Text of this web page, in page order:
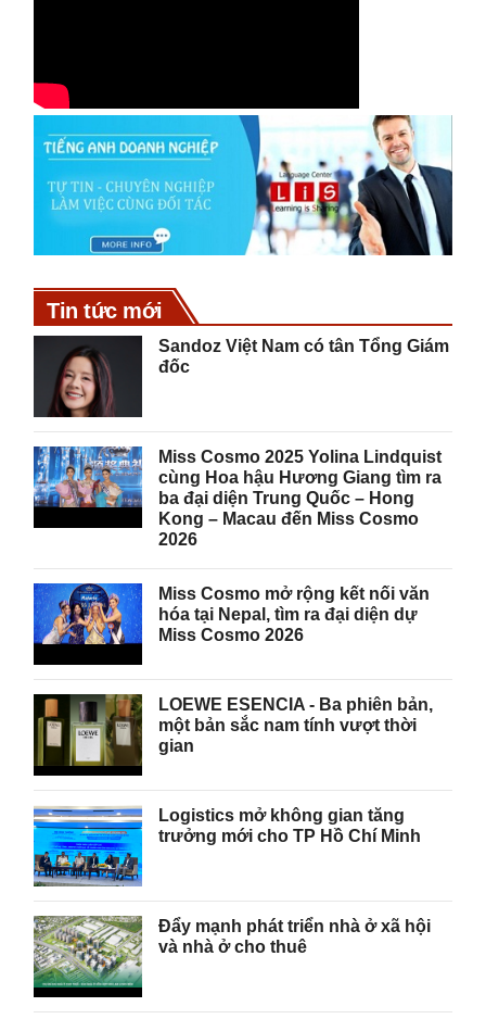
Tin tức mới
Sandoz Việt Nam có tân Tổng Giám
đốc
Miss Cosmo 2025 Yolina Lindquist
cùng Hoa hậu Hương Giang tìm ra
ba đại diện Trung Quốc – Hong
Kong – Macau đến Miss Cosmo
2026
Miss Cosmo mở rộng kết nối văn
hóa tại Nepal, tìm ra đại diện dự
Miss Cosmo 2026
LOEWE ESENCIA - Ba phiên bản,
một bản sắc nam tính vượt thời
gian
Logistics mở không gian tăng
trưởng mới cho TP Hồ Chí Minh
Đẩy mạnh phát triển nhà ở xã hội
và nhà ở cho thuê